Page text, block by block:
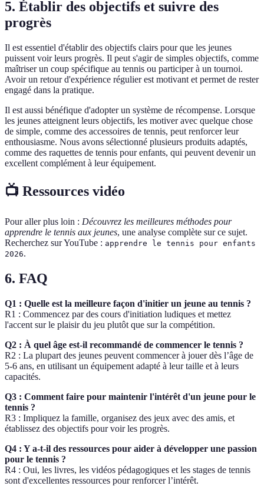
5. Établir des objectifs et suivre des
progrès
Il est essentiel d'établir des objectifs clairs pour que les jeunes
puissent voir leurs progrès. Il peut s'agir de simples objectifs, comme
maîtriser un coup spécifique au tennis ou participer à un tournoi.
Avoir un retour d'expérience régulier est motivant et permet de rester
engagé dans la pratique.
Il est aussi bénéfique d'adopter un système de récompense. Lorsque
les jeunes atteignent leurs objectifs, les motiver avec quelque chose
de simple, comme des accessoires de tennis, peut renforcer leur
enthousiasme. Nous avons sélectionné plusieurs produits adaptés,
comme des raquettes de tennis pour enfants, qui peuvent devenir un
excellent complément à leur équipement.
📺 Ressources vidéo
Pour aller plus loin : Découvrez les meilleures méthodes pour
apprendre le tennis aux jeunes, une analyse complète sur ce sujet.
Recherchez sur YouTube : apprendre le tennis pour enfants
2026.
6. FAQ
Q1 : Quelle est la meilleure façon d'initier un jeune au tennis ?
R1 : Commencez par des cours d'initiation ludiques et mettez
l'accent sur le plaisir du jeu plutôt que sur la compétition.
Q2 : À quel âge est-il recommandé de commencer le tennis ?
R2 : La plupart des jeunes peuvent commencer à jouer dès l’âge de
5-6 ans, en utilisant un équipement adapté à leur taille et à leurs
capacités.
Q3 : Comment faire pour maintenir l'intérêt d'un jeune pour le
tennis ?
R3 : Impliquez la famille, organisez des jeux avec des amis, et
établissez des objectifs pour voir les progrès.
Q4 : Y a-t-il des ressources pour aider à développer une passion
pour le tennis ?
R4 : Oui, les livres, les vidéos pédagogiques et les stages de tennis
sont d'excellentes ressources pour renforcer l’intérêt.